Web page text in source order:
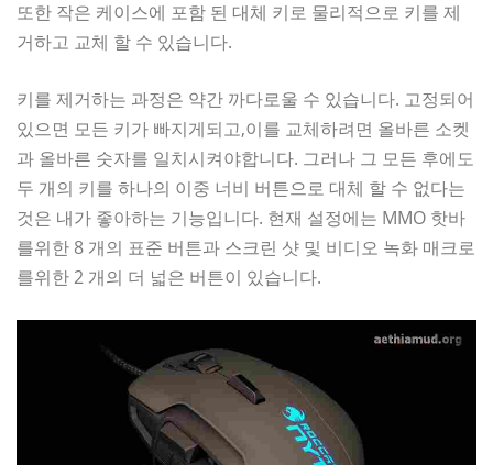
또한 작은 케이스에 포함 된 대체 키로 물리적으로 키를 제
거하고 교체 할 수 있습니다.
키를 제거하는 과정은 약간 까다로울 수 있습니다. 고정되어
있으면 모든 키가 빠지게되고,이를 교체하려면 올바른 소켓
과 올바른 숫자를 일치시켜야합니다. 그러나 그 모든 후에도
두 개의 키를 하나의 이중 너비 버튼으로 대체 할 수 없다는
것은 내가 좋아하는 기능입니다. 현재 설정에는 MMO 핫바
를위한 8 개의 표준 버튼과 스크린 샷 및 비디오 녹화 매크로
를위한 2 개의 더 넓은 버튼이 있습니다.